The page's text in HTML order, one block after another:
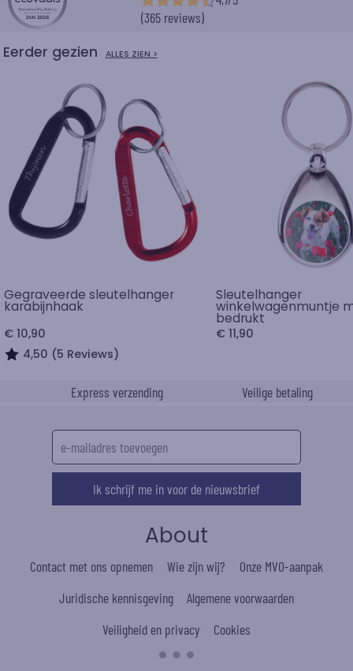
(365 reviews)
Eerder gezien ALLES ZIEN >
Gegraveerde sleutelhanger
karabijnhaak
€ 10,90
4,50 (5 Reviews)
Sleutelhanger
winkelwagenmuntje
bedrukt
€ 11,90
Express verzending Veilige betaling
Ik schrijf me in voor de nieuwsbrief
About
Contact met ons opnemen Wie zijn wij?
Onze MVO-aanpak
Juridische kennisgeving
Algemene voorwaarden
Veiligheid en privacy
Cookies